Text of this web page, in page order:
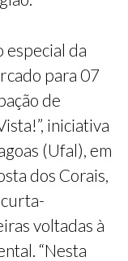
especial da
para 07
de
iniciativa
(Ufal), em
dos Corais,
voltadas à
“Nesta